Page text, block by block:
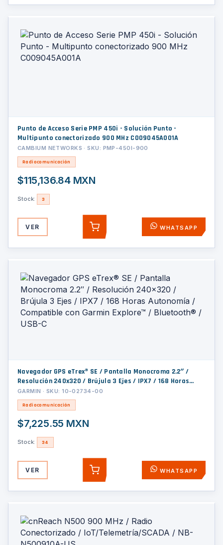
Punto de Acceso Serie PMP 450i - Solución Punto -
Multipunto conectorizado 900 MHz C009045A001A
CAMBIUM NETWORKS · SKU: PMP-450I-900
Radiocomunicación
$115,136.84 MXN
Stock: 3
VER AGREGAR WHATSAPP
Navegador GPS eTrex® SE / Pantalla Monocroma 2.2″ /
Resolución 240x320 / Brújula 3 Ejes / IPX7 / 168 Horas
Autonomía / Compatible con Garmin Explore™ / Bluetooth®
/ USB-C
GARMIN · SKU: 10-02734-00
Radiocomunicación
$7,225.55 MXN
Stock: 34
VER AGREGAR WHATSAPP